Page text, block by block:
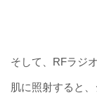
そして、RFラジ
肌に照射すると